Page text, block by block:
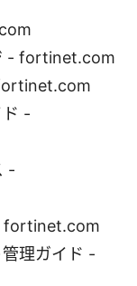
- fortinet.com
ド -
-
fortinet.com
理ガイド -